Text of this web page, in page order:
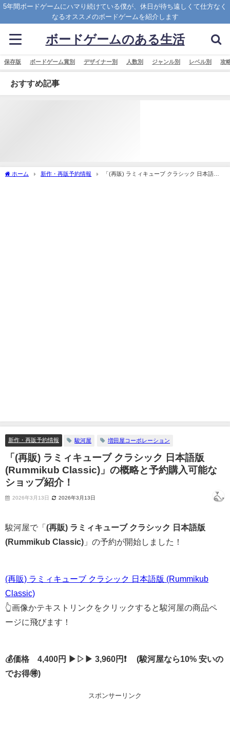
5年間ボードゲームにハマり続けている僕が、休日が待ち遠しくて仕方なく
なるオススメのボードゲームを紹介します
ボードゲームのある生活
保存版 ボードゲーム賞別 デザイナー別 人数別 ジャンル別 レベル別 攻
おすすめ記事
ホーム 新作・再販予約情報
「(再販) ラミィキューブ クラシック 日本語版
新作・再販予約情報 駿河屋 増田屋コーポレーション
「(再販) ラミィキューブ クラシック 日本語版
(Rummikub Classic)」の概略と予約購入可能な
ショップ紹介！
2026年3月13日 2026年3月13日
駿河屋で「 (再販) ラミィキューブ クラシック 日本語版
(Rummikub Classic) 」の予約が開始しました！
(再販) ラミィキューブ クラシック 日本語版 (Rummikub
Classic)
👆画像かテキストリンクをクリックすると駿河屋の商品ペ
ージに飛びます！
💰価格 4,400円 ▶▷▶ 3,960円❗ (駿河屋なら10% 安いの
でお得🉐)
スポンサーリンク